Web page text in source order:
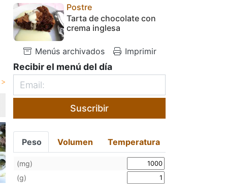
Postre
Tarta de chocolate con
crema inglesa
Menús archivados Imprimir
Recibir el menú del día
Suscribir
Peso Volumen Temperatura
(mg)
(g)